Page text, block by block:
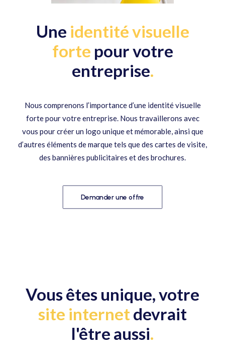
Une identité visuelle
forte pour votre
entreprise.
Nous comprenons l’importance d’une identité visuelle
forte pour votre entreprise. Nous travaillerons avec
vous pour créer un logo unique et mémorable, ainsi que
d’autres éléments de marque tels que des cartes de visite,
des bannières publicitaires et des brochures.
Demander une offre
Vous êtes unique, votre
site internetdevrait
l'être aussi.